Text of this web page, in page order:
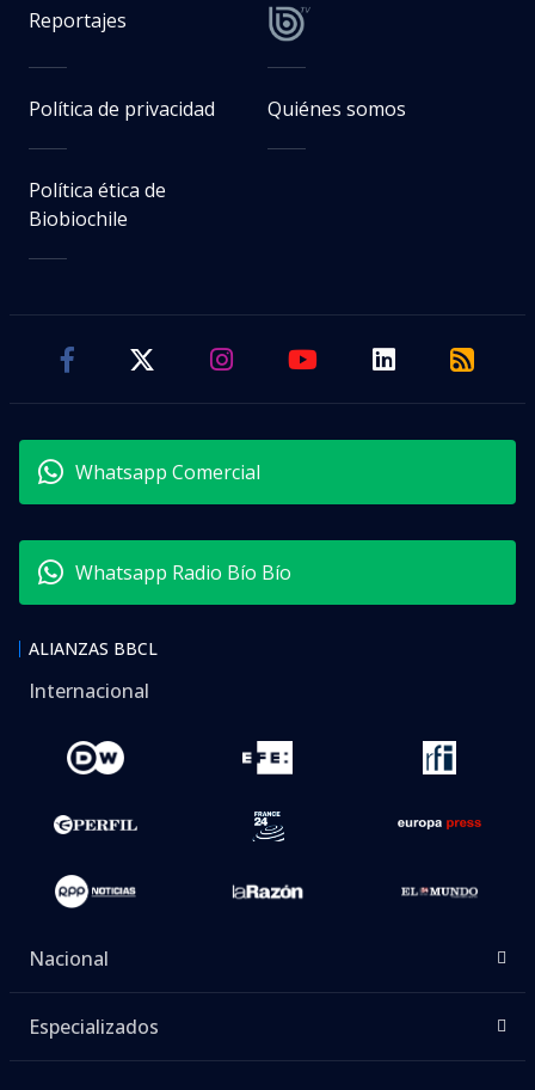
Reportajes
Política de privacidad Quiénes somos
Política ética de
Biobiochile
Whatsapp Comercial
Whatsapp Radio Bío Bío
ALIANZAS BBCL
Internacional
Nacional
Especializados